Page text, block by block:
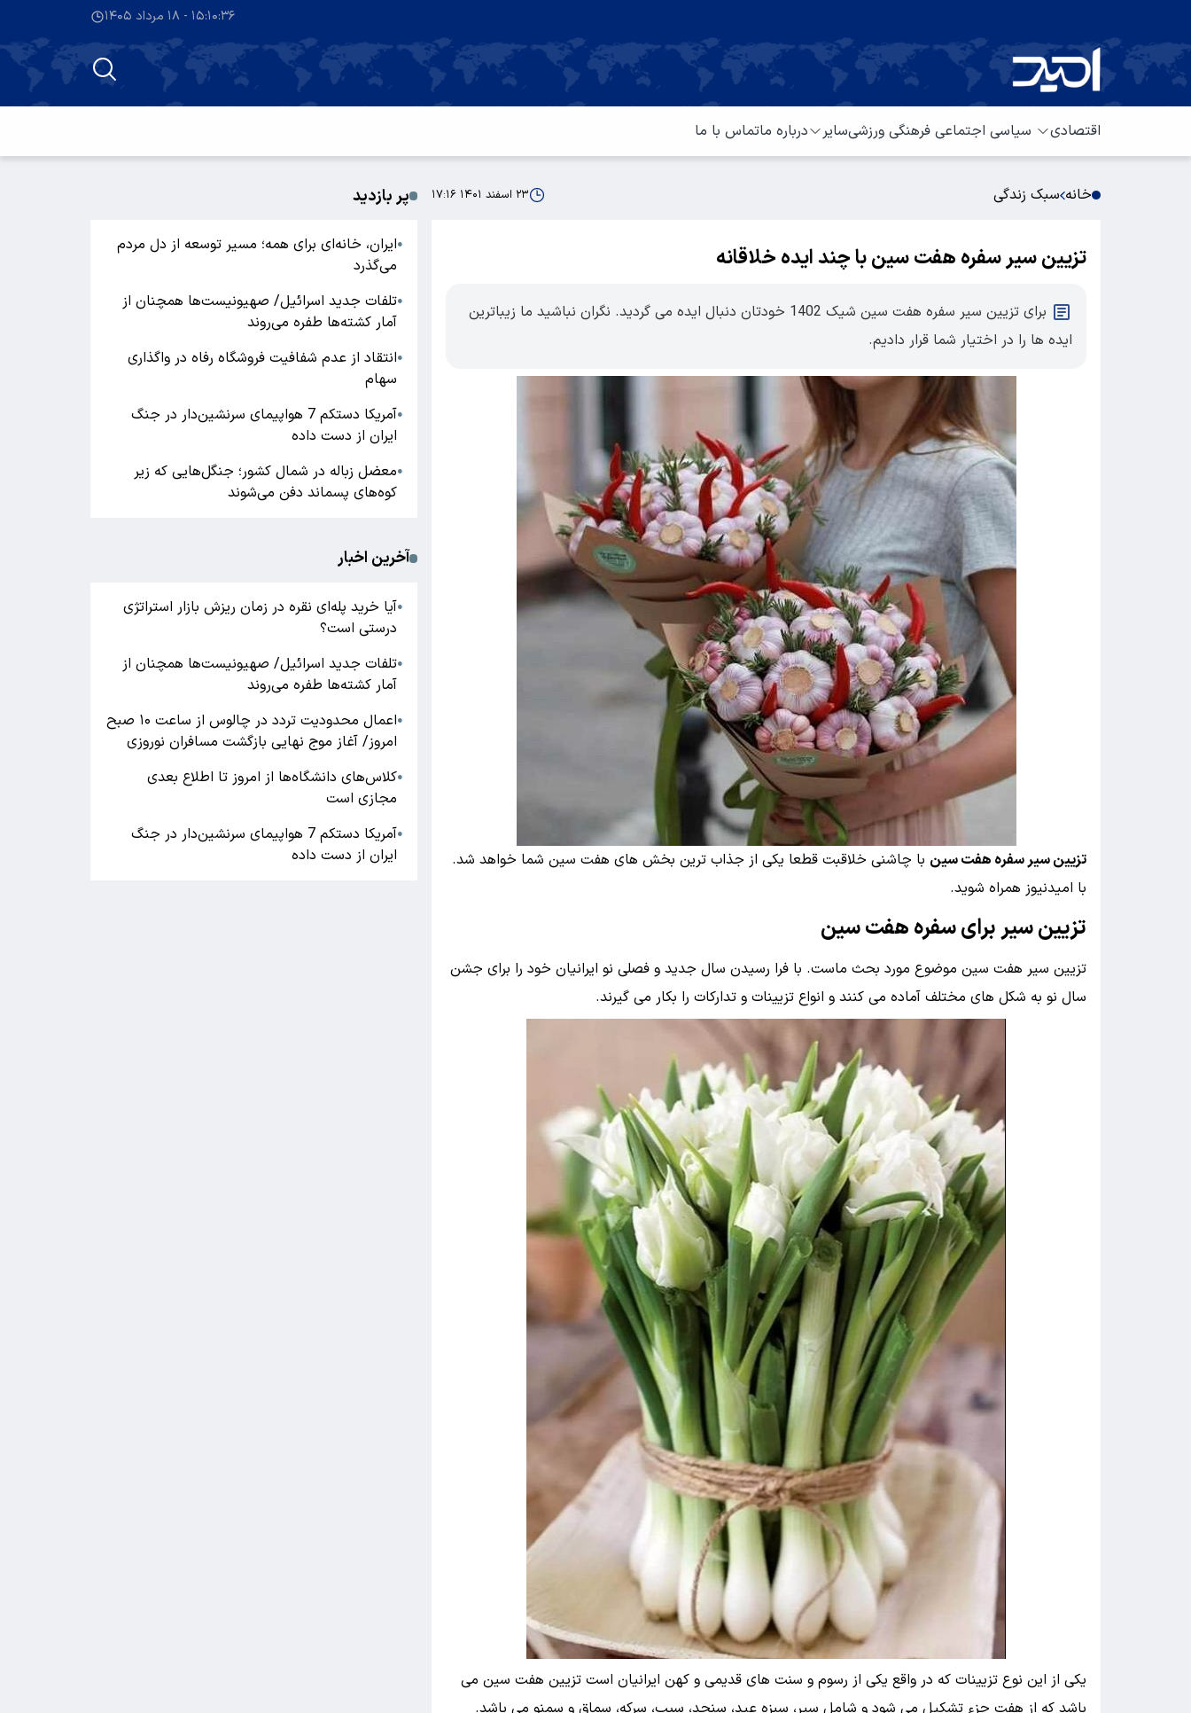
۱۵:۱۰:۳۷ - ۱۸ مرداد ۱۴۰۵
اقتصادی سیاسی اجتماعی فرهنگی ورزشیسایر درباره ماتماس با ما
خانه سبک زندگی ۲۳ اسفند ۱۴۰۱ ۱۷:۱۶
تزیین سیر سفره هفت سین با چند ایده خلاقانه
برای تزیین سیر سفره هفت سین شیک 1402 خودتان دنبال ایده می گردید. نگران نباشید ما زیباترین
ایده ها را در اختیار شما قرار دادیم.
تزیین سیر سفره هفت سین با چاشنی خلاقبت قطعا یکی از جذاب ترین بخش های هفت سین شما خواهد شد.
با امیدنیوز همراه شوید.
تزیین سیر برای سفره هفت سین
تزیین سیر هفت سین موضوع مورد بحث ماست. با فرا رسیدن سال جدید و فصلی نو ایرانیان خود را برای جشن
سال نو به شکل های مختلف آماده می کنند و انواع تزیینات و تدارکات را بکار می گیرند.
یکی از این نوع تزیینات که در واقع یکی از رسوم و سنت های قدیمی و کهن ایرانیان است تزیین هفت سین می
باشد که از هفت جزء تشکیل می شود و شامل سیر، سبزه عید، سنجد، سیب، سرکه، سماق و سمنو می باشد.
پر بازدید
●ایران، خانه‌ای برای همه؛ مسیر توسعه از دل مردم
می‌گذرد
●تلفات جدید اسرائیل/ صهیونیست‌ها همچنان از
آمار کشته‌ها طفره می‌روند
●انتقاد از عدم شفافیت فروشگاه رفاه در واگذاری
سهام
●
آمریکا دستکم 7 هواپیمای سرنشین‌دار در جنگ
ایران از دست داده
●معضل زباله در شمال کشور؛ جنگل‌هایی که زیر
کوه‌های پسماند دفن می‌شوند
آخرین اخبار
●آیا خرید پله‌ای نقره در زمان ریزش بازار استراتژی
درستی است؟
●تلفات جدید اسرائیل/ صهیونیست‌ها همچنان از
آمار کشته‌ها طفره می‌روند
●
اعمال محدودیت تردد در چالوس از ساعت ۱۰ صبح
امروز/ آغاز موج نهایی بازگشت مسافران نوروزی
●کلاس‌های دانشگاه‌ها از امروز تا اطلاع بعدی
مجازی است
●
آمریکا دستکم 7 هواپیمای سرنشین‌دار در جنگ
ایران از دست داده